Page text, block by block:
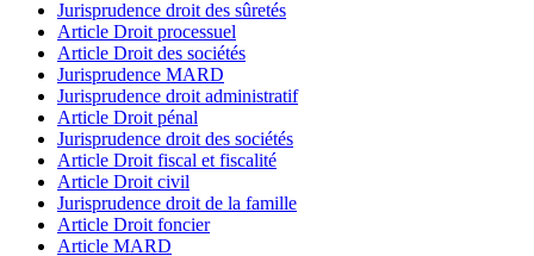
Jurisprudence droit des sûretés
Article Droit processuel
Article Droit des sociétés
Jurisprudence MARD
Jurisprudence droit administratif
Article Droit pénal
Jurisprudence droit des sociétés
Article Droit fiscal et fiscalité
Article Droit civil
Jurisprudence droit de la famille
Article Droit foncier
Article MARD